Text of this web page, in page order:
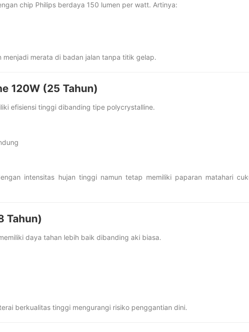
chip Philips berdaya 150 lumen per watt. Artinya:
menjadi merata di badan jalan tanpa titik gelap.
120W (25 Tahun)
efisiensi tinggi dibanding tipe polycrystalline.
intensitas hujan tinggi namun tetap memiliki paparan matahari
Tahun)
daya tahan lebih baik dibanding aki biasa.
berkualitas tinggi mengurangi risiko penggantian dini.